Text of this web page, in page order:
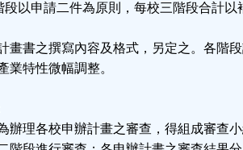
申請二件為原則，每校三階段合計以
畫書之撰寫內容及格式，另定之。各階
業特性微幅調整。
校申辦計畫之審查，得組成審查小